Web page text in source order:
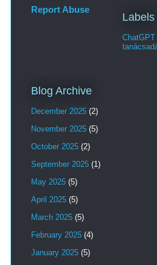
Report Abuse
Labels
Blog Archive
December 2025 (2)
November 2025 (5)
October 2025 (2)
September 2025 (1)
May 2025 (5)
April 2025 (5)
March 2025 (5)
February 2025 (4)
January 2025 (5)